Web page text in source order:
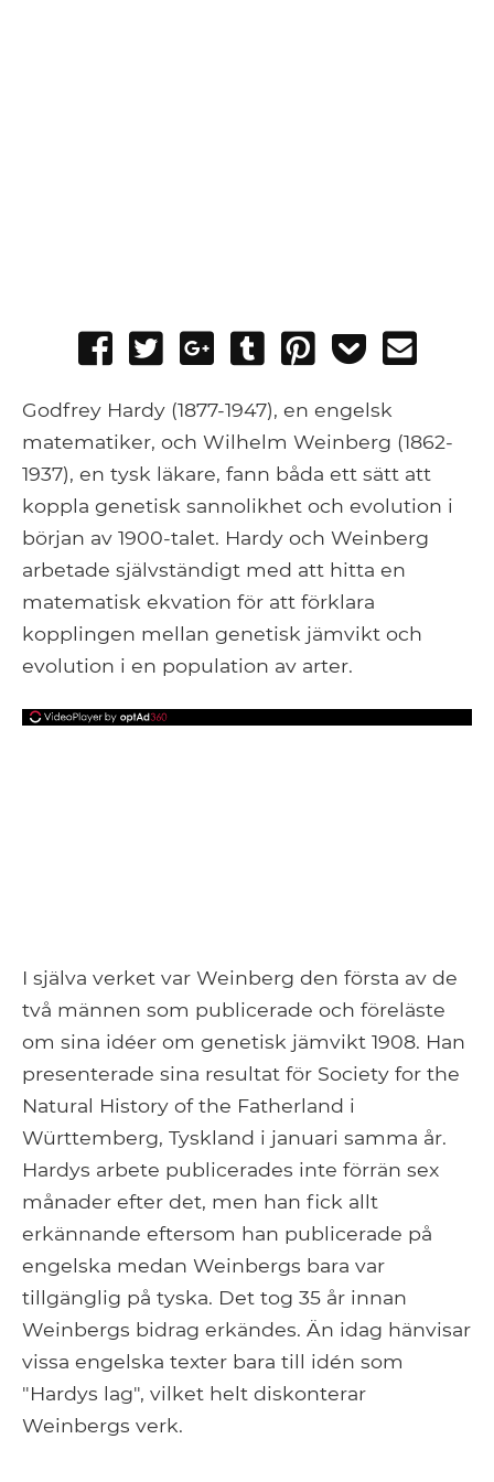
Share
Facebook
Tweet
Share
Google+
Post
Tumblr
Pin
Add
Pocket
Godfrey Hardy (1877-1947), en engelsk
matematiker, och Wilhelm Weinberg (1862-
1937), en tysk läkare, fann båda ett sätt att
koppla genetisk sannolikhet och evolution i
början av 1900-talet. Hardy och Weinberg
arbetade självständigt med att hitta en
matematisk ekvation för att förklara
kopplingen mellan genetisk jämvikt och
evolution i en population av arter.
I själva verket var Weinberg den första av de
två männen som publicerade och föreläste
om sina idéer om genetisk jämvikt 1908. Han
presenterade sina resultat för Society for the
Natural History of the Fatherland i
Württemberg, Tyskland i januari samma år.
Hardys arbete publicerades inte förrän sex
månader efter det, men han fick allt
erkännande eftersom han publicerade på
engelska medan Weinbergs bara var
tillgänglig på tyska. Det tog 35 år innan
Weinbergs bidrag erkändes. Än idag hänvisar
vissa engelska texter bara till idén som
"Hardys lag", vilket helt diskonterar
Weinbergs verk.